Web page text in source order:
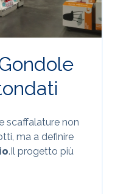
scaffalature non
ma a definire
.Il progetto più